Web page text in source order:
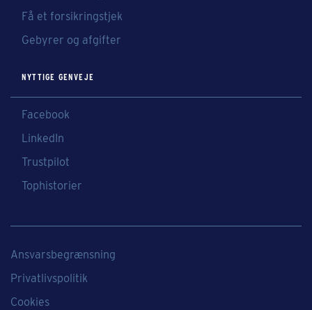
Få et forsikringstjek
Gebyrer og afgifter
NYTTIGE GENVEJE
Facebook
LinkedIn
Trustpilot
Tophistorier
Ansvarsbegrænsning
Privatlivspolitik
Cookies